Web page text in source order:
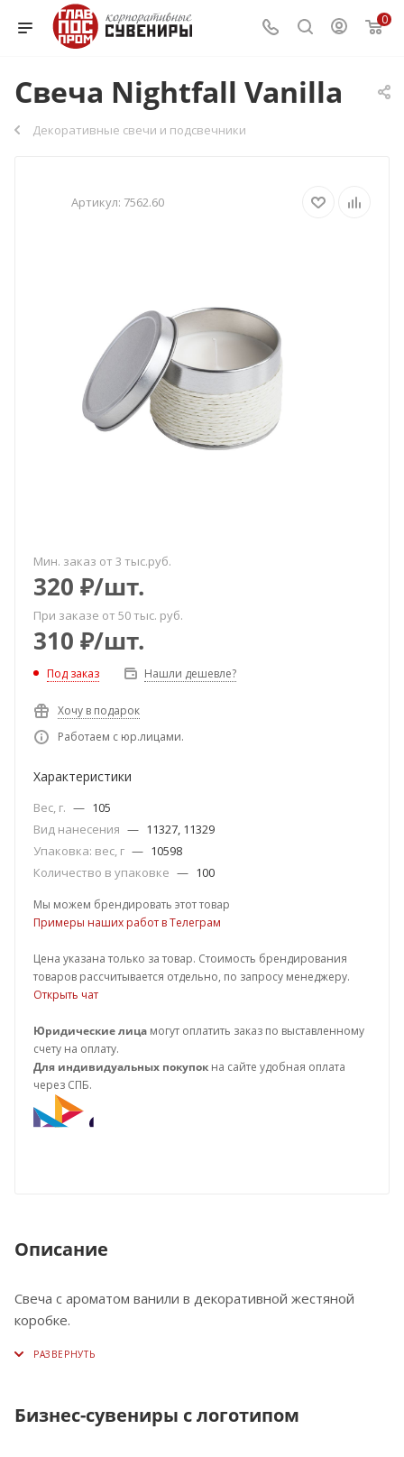
0
Свеча Nightfall Vanilla
Декоративные свечи и подсвечники
Артикул: 7562.60
Мин. заказ от 3 тыс.руб.
320 ₽/шт.
При заказе от 50 тыс. руб.
310 ₽/шт.
Под заказ Нашли дешевле?
Хочу в подарок
Работаем с юр.лицами.
Характеристики
Вес, г. — 105
Вид нанесения — 11327, 11329
Упаковка: вес, г — 10598
Количество в упаковке — 100
Мы можем брендировать этот товар
Примеры наших работ в Телеграм
Цена указана только за товар. Стоимость брендирования
товаров рассчитывается отдельно, по запросу менеджеру.
Открыть чат
Юридические лица могут оплатить заказ по выставленному
счету на оплату.
Для индивидуальных покупок на сайте удобная оплата
через СПБ.
Описание
Cвеча c ароматом ванили в декоративной жестяной
коробке.
Бизнес-сувениры с логотипом